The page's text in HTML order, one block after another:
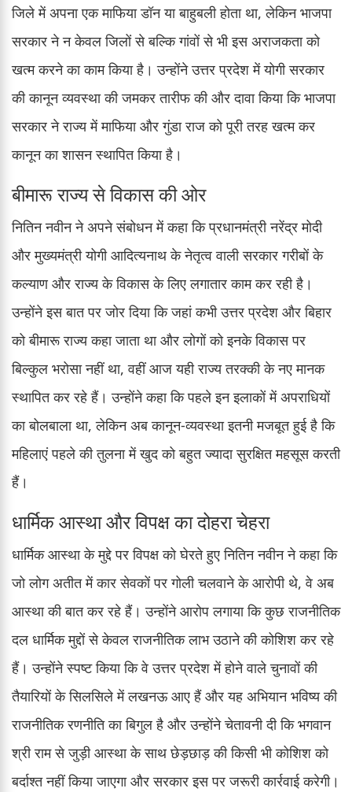
जिले में अपना एक माफिया डॉन या बाहुबली होता था, लेकिन भाजपा
सरकार ने न केवल जिलों से बल्कि गांवों से भी इस अराजकता को
खत्म करने का काम किया है। उन्होंने उत्तर प्रदेश में योगी सरकार
की कानून व्यवस्था की जमकर तारीफ की और दावा किया कि भाजपा
सरकार ने राज्य में माफिया और गुंडा राज को पूरी तरह खत्म कर
कानून का शासन स्थापित किया है।
बीमारू राज्य से विकास की ओर
नितिन नवीन ने अपने संबोधन में कहा कि प्रधानमंत्री नरेंद्र मोदी
और मुख्यमंत्री योगी आदित्यनाथ के नेतृत्व वाली सरकार गरीबों के
कल्याण और राज्य के विकास के लिए लगातार काम कर रही है।
उन्होंने इस बात पर जोर दिया कि जहां कभी उत्तर प्रदेश और बिहार
को बीमारू राज्य कहा जाता था और लोगों को इनके विकास पर
बिल्कुल भरोसा नहीं था, वहीं आज यही राज्य तरक्की के नए मानक
स्थापित कर रहे हैं। उन्होंने कहा कि पहले इन इलाकों में अपराधियों
का बोलबाला था, लेकिन अब कानून-व्यवस्था इतनी मजबूत हुई है कि
महिलाएं पहले की तुलना में खुद को बहुत ज्यादा सुरक्षित महसूस करती
हैं।
धार्मिक आस्था और विपक्ष का दोहरा चेहरा
धार्मिक आस्था के मुद्दे पर विपक्ष को घेरते हुए नितिन नवीन ने कहा कि
जो लोग अतीत में कार सेवकों पर गोली चलवाने के आरोपी थे, वे अब
आस्था की बात कर रहे हैं। उन्होंने आरोप लगाया कि कुछ राजनीतिक
दल धार्मिक मुद्दों से केवल राजनीतिक लाभ उठाने की कोशिश कर रहे
हैं। उन्होंने स्पष्ट किया कि वे उत्तर प्रदेश में होने वाले चुनावों की
तैयारियों के सिलसिले में लखनऊ आए हैं और यह अभियान भविष्य की
राजनीतिक रणनीति का बिगुल है और उन्होंने चेतावनी दी कि भगवान
श्री राम से जुड़ी आस्था के साथ छेड़छाड़ की किसी भी कोशिश को
बर्दाश्त नहीं किया जाएगा और सरकार इस पर जरूरी कार्रवाई करेगी।